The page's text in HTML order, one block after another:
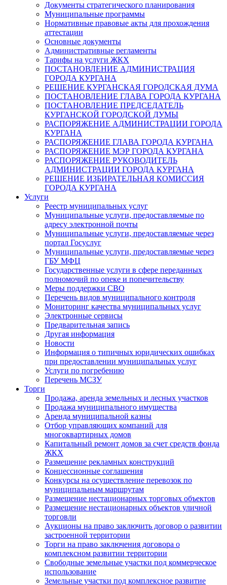
Документы стратегического планирования
Муниципальные программы
Нормативные правовые акты для прохождения
аттестации
Основные документы
Административные регламенты
Тарифы на услуги ЖКХ
ПОСТАНОВЛЕНИЕ АДМИНИСТРАЦИЯ
ГОРОДА КУРГАНА
РЕШЕНИЕ КУРГАНСКАЯ ГОРОДСКАЯ ДУМА
ПОСТАНОВЛЕНИЕ ГЛАВА ГОРОДА КУРГАНА
ПОСТАНОВЛЕНИЕ ПРЕДСЕДАТЕЛЬ
КУРГАНСКОЙ ГОРОДСКОЙ ДУМЫ
РАСПОРЯЖЕНИЕ АДМИНИСТРАЦИИ ГОРОДА
КУРГАНА
РАСПОРЯЖЕНИЕ ГЛАВА ГОРОДА КУРГАНА
РАСПОРЯЖЕНИЕ МЭР ГОРОДА КУРГАНА
РАСПОРЯЖЕНИЕ РУКОВОДИТЕЛЬ
АДМИНИСТРАЦИИ ГОРОДА КУРГАНА
РЕШЕНИЕ ИЗБИРАТЕЛЬНАЯ КОМИССИЯ
ГОРОДА КУРГАНА
Услуги
Реестр муниципальных услуг
Муниципальные услуги, предоставляемые по
адресу электронной почты
Муниципальные услуги, предоставляемые через
портал Госуслуг
Муниципальные услуги, предоставляемые через
ГБУ МФЦ
Государственные услуги в сфере переданных
полномочий по опеке и попечительству
Меры поддержки СВО
Перечень видов муниципального контроля
Мониторинг качества муниципальных услуг
Электронные сервисы
Предварительная запись
Другая информация
Новости
Информация о типичных юридических ошибках
при предоставлении муниципальных услуг
Услуги по погребению
Перечень МСЗУ
Торги
Продажа, аренда земельных и лесных участков
Продажа муниципального имущества
Аренда муниципальной казны
Отбор управляющих компаний для
многоквартирных домов
Капитальный ремонт домов за счет средств фонда
ЖКХ
Размещение рекламных конструкций
Концессионные соглашения
Конкурсы на осуществление перевозок по
муниципальным маршрутам
Размещение нестационарных торговых объектов
Размещение нестационарных объектов уличной
торговли
Аукционы на право заключить договор о развитии
застроенной территории
Торги на право заключения договора о
комплексном развитии территории
Свободные земельные участки под коммерческое
использование
Земельные участки под комплексное развитие